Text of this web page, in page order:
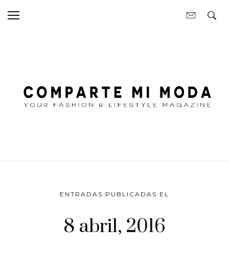
ENTRADAS PUBLICADAS EL
8 abril, 2016